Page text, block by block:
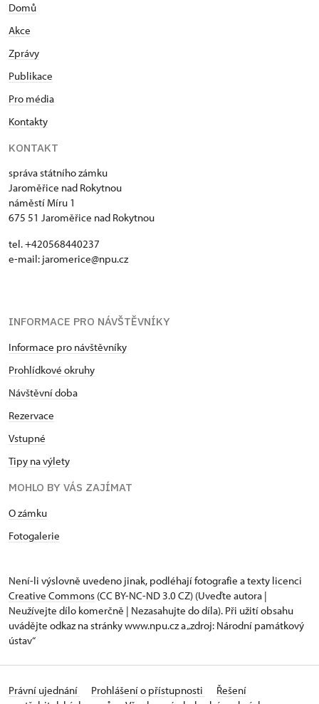
Domů
Akce
Zprávy
Publikace
Pro média
Kontakty
KONTAKT
správa státního zámku
Jaroměřice nad Rokytnou
náměstí Míru 1
675 51 Jaroměřice nad Rokytnou
tel. +420568440237
e-mail: jaromerice@npu.cz
INFORMACE PRO NÁVŠTĚVNÍKY
Informace pro návštěvníky
Prohlídkové okruhy
Návštěvní doba
Rezervace
Vstupné
Tipy na výlety
MOHLO BY VÁS ZAJÍMAT
O zámku
Fotogalerie
Není-li výslovně uvedeno jinak, podléhají fotografie a texty licenci
Creative Commons (CC BY-NC-ND 3.0 CZ) (Uveďte autora |
Neužívejte dílo komerčně | Nezasahujte do díla). Při užití obsahu
uvádějte odkaz na stránky www.npu.cz a „zdroj: Národní památkový
ústav“
Právní ujednání Prohlášení o přístupnosti
Řešení